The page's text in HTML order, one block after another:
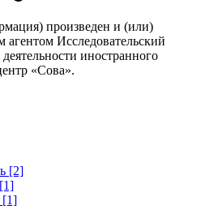
произведен и (или)
агентом Исследовательский
иностранного
«Сова».
[2]
[1]